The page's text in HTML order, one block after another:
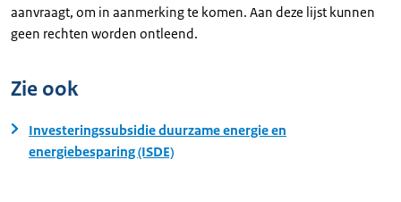
aanvraagt, om in aanmerking te komen. Aan deze lijst kunnen
geen rechten worden ontleend.
Zie ook
Investeringssubsidie duurzame energie en
energiebesparing (ISDE)